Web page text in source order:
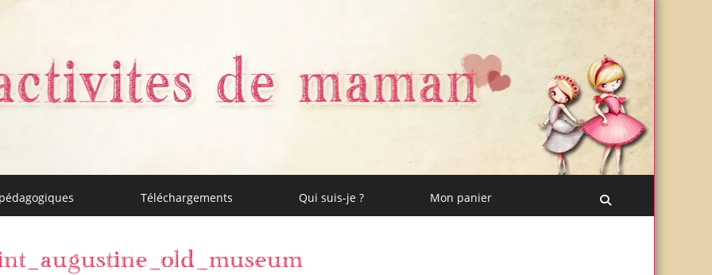
Téléchargements Qui suis-je ? Mon panier